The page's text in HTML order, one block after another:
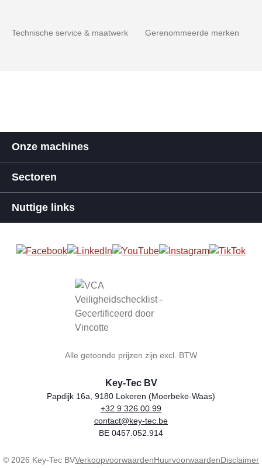
Technische service & maatwerk Gerenommeerde merken
Onze machines
Sectoren
Nuttige links
Alle getoonde prijzen zijn excl. BTW
Winkelnaam
Key-Tec BV
Adres
Papdijk 16a, 9180 Lokeren (Moerbeke-Waas)
Telefoon
+32 9 326 00 99
E-mail
contact@key-tec.be
BTW-nummer
BE 0457.052.914
© 2026 Key-Tec BVVerkoopvoorwaardenHuurvoorwaardenDisclaimer